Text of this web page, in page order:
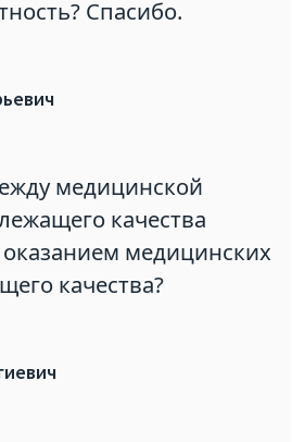
Спасибо.
медицинской
качества
оказанием медицинских
качества?